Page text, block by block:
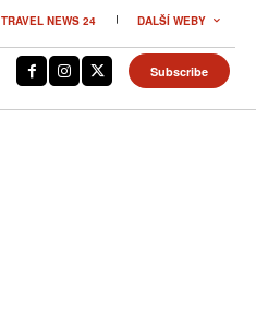
TRAVEL NEWS 24 DALŠÍ WEBY
Subscribe